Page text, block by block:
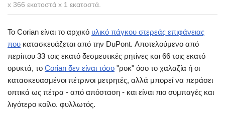
x 366 εκατοστά x 1 εκατοστά.
Το Corian είναι το αρχικό υλικό πάγκου στερεάς επιφάνειας
που κατασκευάζεται από την DuPont. Αποτελούμενο από
περίπου 33 τοις εκατό δεσμευτικές ρητίνες και 66 τοις εκατό
ορυκτά, το Corian δεν είναι τόσο "ροκ" όσο το χαλαζία ή οι
κατασκευασμένοι πέτρινοι μετρητές, αλλά μπορεί να περάσει
οπτικά ως πέτρα - από απόσταση - και είναι πιο συμπαγές και
λιγότερο κοίλο. φυλλωτός.